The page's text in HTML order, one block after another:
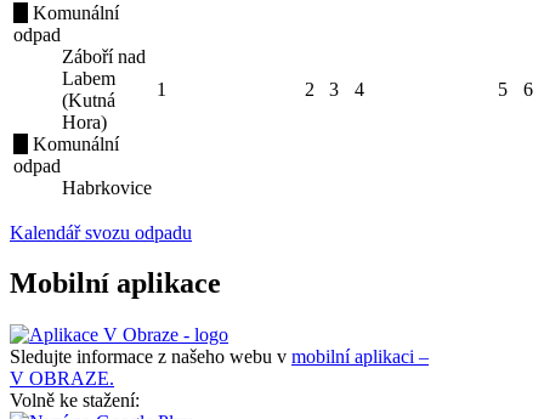
Komunální
odpad
Záboří nad
Labem
(Kutná
Hora)
Komunální
odpad
Habrkovice
1 2 3 4 5 6
Kalendář svozu odpadu
Mobilní aplikace
Sledujte informace z našeho webu v mobilní aplikaci –
V OBRAZE.
Volně ke stažení: